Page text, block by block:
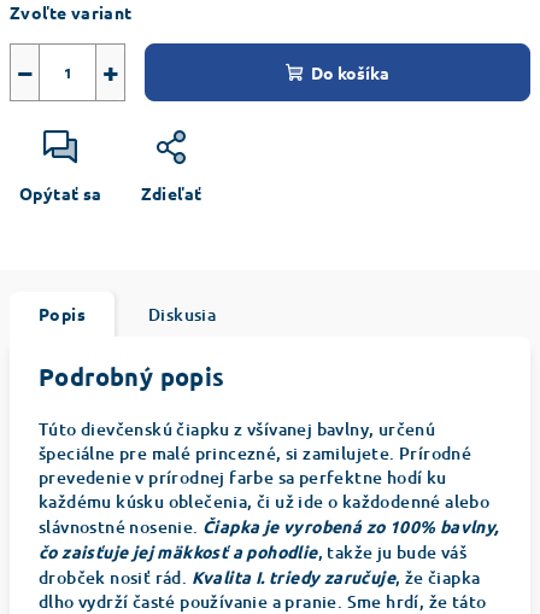
cena:
Zvoľte variant
+
− Do košíka
Opýtať sa Zdieľať
Popis Diskusia
Podrobný popis
Túto dievčenskú čiapku z všívanej bavlny, určenú
špeciálne pre malé princezné, si zamilujete. Prírodné
prevedenie v prírodnej farbe sa perfektne hodí ku
každému kúsku oblečenia, či už ide o každodenné alebo
slávnostné nosenie. Čiapka je vyrobená zo 100% bavlny,
čo zaisťuje jej mäkkosť a pohodlie, takže ju bude váš
drobček nosiť rád. Kvalita I. triedy zaručuje, že čiapka
dlho vydrží časté používanie a pranie. Sme hrdí, že táto